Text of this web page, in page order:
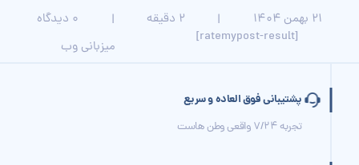
۲۱ بهمن ۱۴۰۴
| 2 دقیقه |
0 دیدگاه
[ratemypost-result]
میزبانی وب
پشتیبانی فوق العاده و سریع
تجربه 7/24 واقعی وطن هاست